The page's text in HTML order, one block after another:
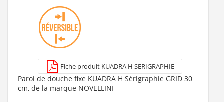
Fiche produit KUADRA H SERIGRAPHIE
Paroi de douche fixe KUADRA H Sérigraphie GRID 30
cm, de la marque NOVELLINI